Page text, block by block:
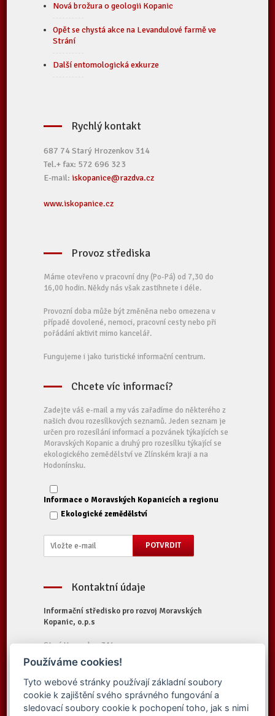
Nová brožura o geologii Kopanic
Opět se chystá akce na Levandulové farmě ve
Strání
Další entomologická exkurze
Rychlý kontakt
687 74 Starý Hrozenkov 314
Tel.+ fax: 572 696 323
E-mail:iskopanice@razdva.cz
www.iskopanice.cz
Provoz střediska
Máme otevřeno v pracovní dny (Po-Pá) od 7,30 do
16,00 hodin. Někdy nás však zastihnete i déle.
Provozní doba může být změněna nebo omezena v
případě dovolené, nemoci, pracovní cesty nebo při
pořádání aktivit mimo kancelář.
Fungujeme i jako turistické informační centrum.
Chcete víc informací?
Zadejte váš e-mail a my vás zařadíme do některého z
našich dvou rozesílkových seznamů. Jeden seznam je
určen pro rozesílání informací a pozvánek týkajících se
Moravských Kopanic a druhý pro rozesílku týkající se
ekologického zemědělství ve Zlínském kraji a na
Hodonínsku.
Informace o Moravských Kopanicích a regionu
Ekologické zemědělství
Kontaktní údaje
Informační středisko pro rozvoj Moravských
Kopanic, o.p.s
Starý Hrozenkov 314
687 74 Starý Hrozenkov
Tel.:+420 572 696 323
E-mail:
iskopanice@iskopanice.cz
Web:https://www.iskopanice.cz
Používáme cookies!
Tyto webové stránky používají základní soubory
cookie k zajištění svého správného fungování a
sledovací soubory cookie k pochopení toho, jak s nimi